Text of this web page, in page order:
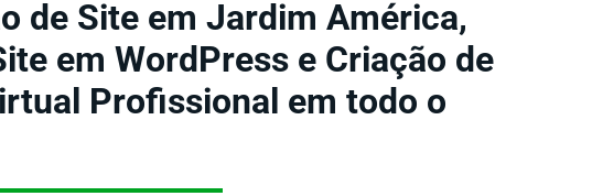
de Site em Jardim América,
em WordPress e Criação de
Profissional em todo o